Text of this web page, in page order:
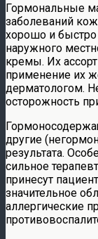
Гормональные
заболеваний
хорошо и быстро
наружного
кремы. Их
применение их
дерматологом.
осторожность
другие
результата.
сильное
принесут
значительное
аллергические